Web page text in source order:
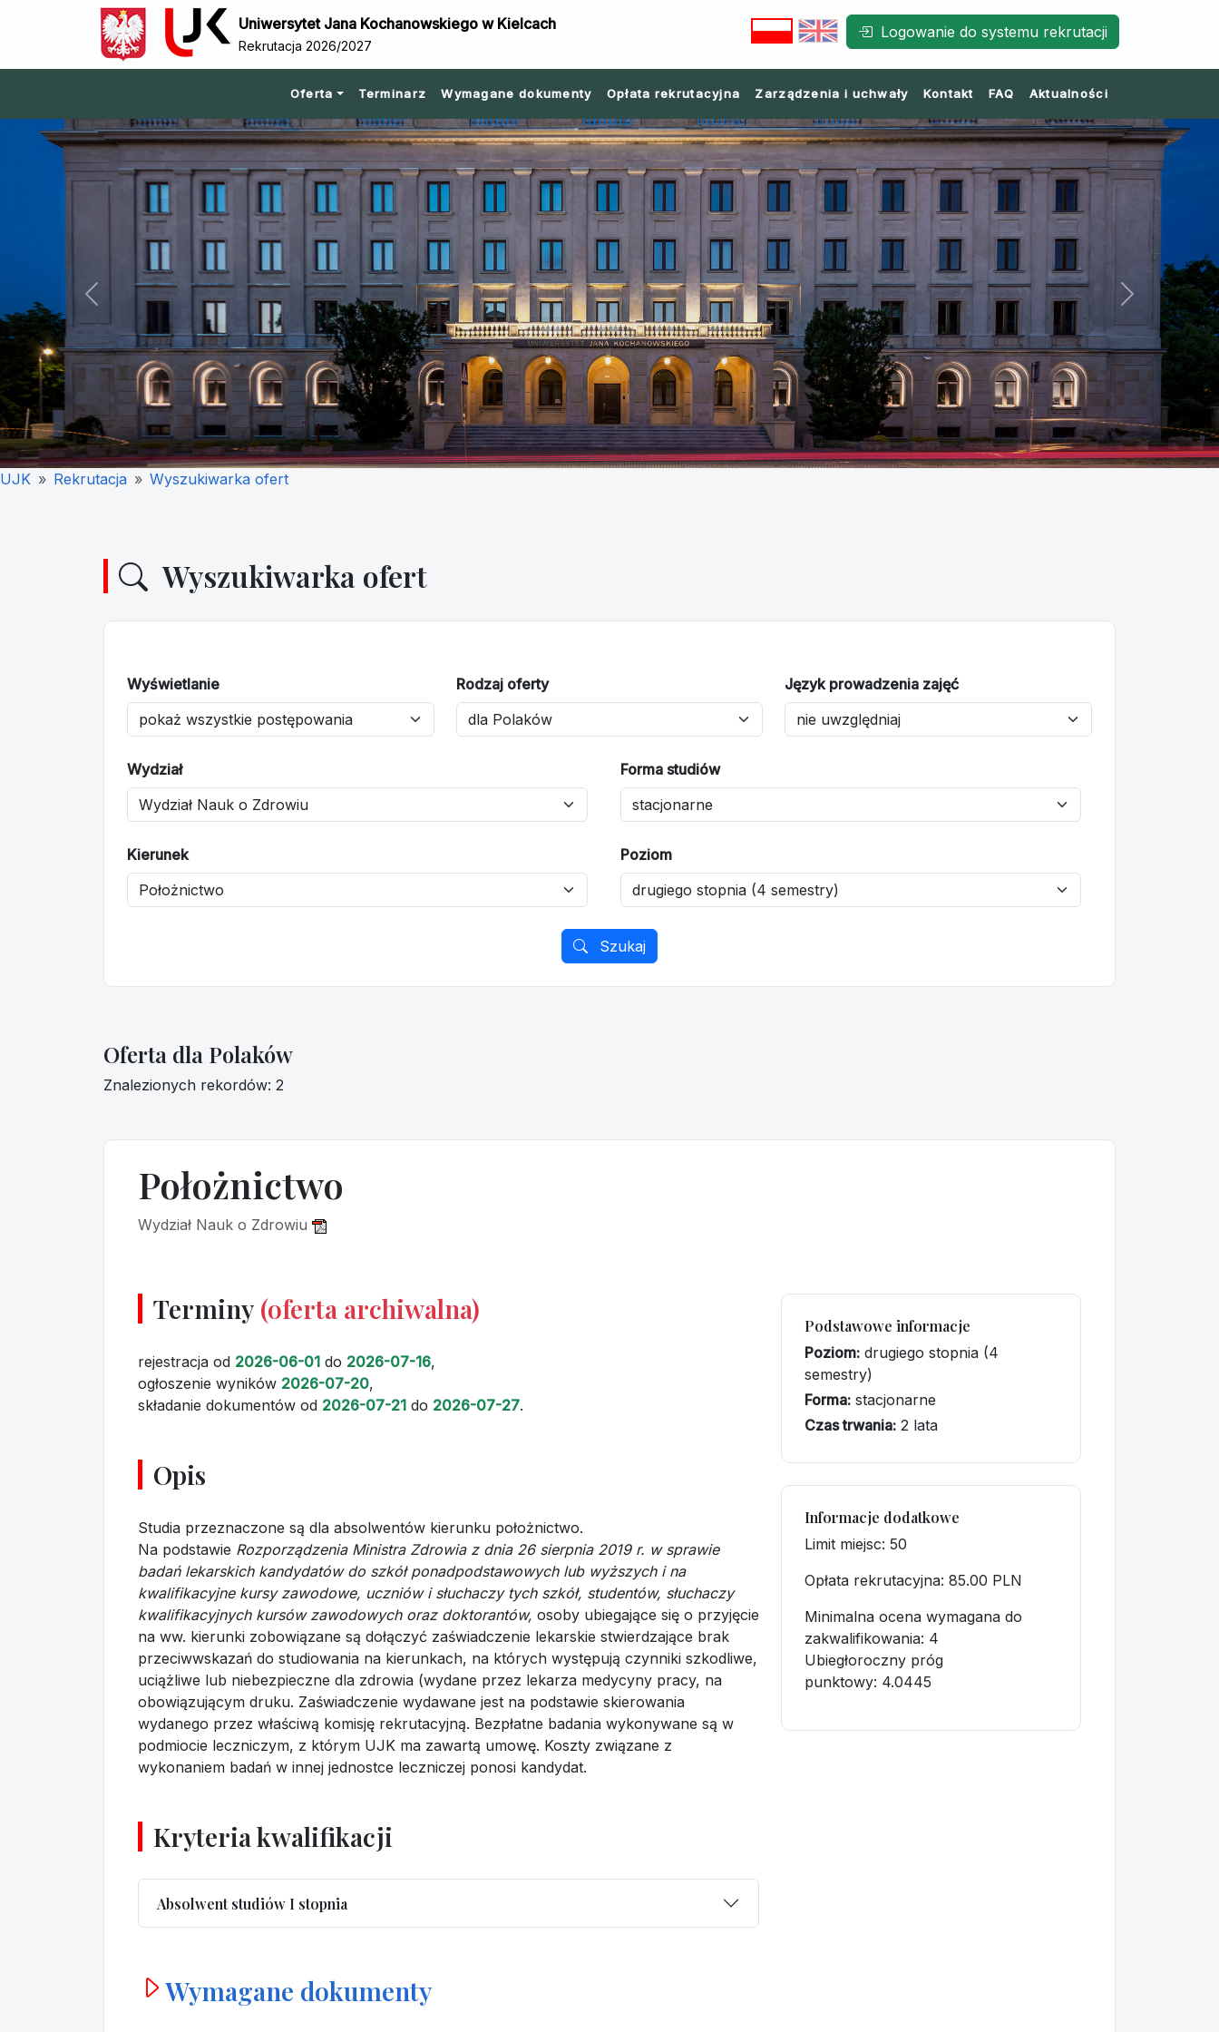
Uniwersytet Jana Kochanowskiego w Kielcach
Rekrutacja 2026/2027
Logowanie do systemu rekrutacji
Oferta Terminarz Wymagane dokumenty Opłata rekrutacyjna Zarządzenia i uchwały Kontakt FAQ Aktualności
Previous Next
UJK Rekrutacja Wyszukiwarka ofert
Wyszukiwarka ofert
Wyświetlanie Rodzaj oferty Język prowadzenia zajęć
Wydział
Kierunek
Forma studiów
Poziom
Szukaj
Oferta dla Polaków
Znalezionych rekordów: 2
Położnictwo
Wydział Nauk o Zdrowiu
Terminy (oferta archiwalna)
rejestracja od 2026-06-01 do 2026-07-16,
ogłoszenie wyników 2026-07-20,
składanie dokumentów od 2026-07-21 do 2026-07-27.
Opis
Studia przeznaczone są dla absolwentów kierunku położnictwo.
Na podstawie Rozporządzenia Ministra Zdrowia z dnia 26 sierpnia 2019 r. w sprawie
badań lekarskich kandydatów do szkół ponadpodstawowych lub wyższych i na
kwalifikacyjne kursy zawodowe, uczniów i słuchaczy tych szkół, studentów, słuchaczy
kwalifikacyjnych kursów zawodowych oraz doktorantów, osoby ubiegające się o przyjęcie
na ww. kierunki zobowiązane są dołączyć zaświadczenie lekarskie stwierdzające brak
przeciwwskazań do studiowania na kierunkach, na których występują czynniki szkodliwe,
uciążliwe lub niebezpieczne dla zdrowia (wydane przez lekarza medycyny pracy, na
obowiązującym druku. Zaświadczenie wydawane jest na podstawie skierowania
wydanego przez właściwą komisję rekrutacyjną. Bezpłatne badania wykonywane są w
podmiocie leczniczym, z którym UJK ma zawartą umowę. Koszty związane z
wykonaniem badań w innej jednostce leczniczej ponosi kandydat.
Kryteria kwalifikacji
Absolwent studiów I stopnia
Wymagane dokumenty
Podstawowe informacje
Poziom: drugiego stopnia (4
semestry)
Forma: stacjonarne
Czas trwania: 2 lata
Informacje dodatkowe
Limit miejsc: 50
Opłata rekrutacyjna: 85.00 PLN
Minimalna ocena wymagana do
zakwalifikowania: 4
Ubiegłoroczny próg
punktowy: 4.0445